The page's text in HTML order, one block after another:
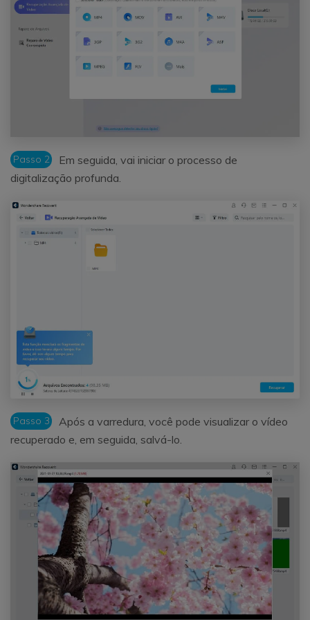
Passo 2
Em seguida, vai iniciar o processo de
digitalização profunda.
Passo 3
Após a varredura, você pode visualizar o vídeo
recuperado e, em seguida, salvá-lo.